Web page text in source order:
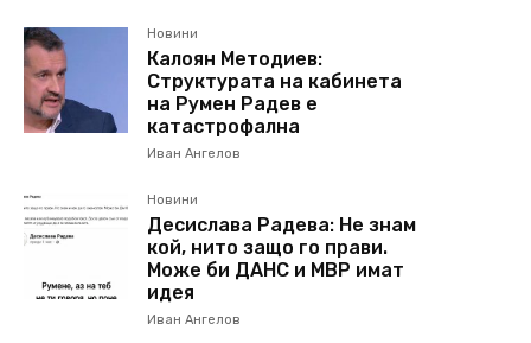
Новини
Калоян Методиев:
Структурата на кабинета
на Румен Радев е
катастрофална
Иван Ангелов
Новини
Десислава Радева: Не знам
кой, нито защо го прави.
Може би ДАНС и МВР имат
идея
Иван Ангелов